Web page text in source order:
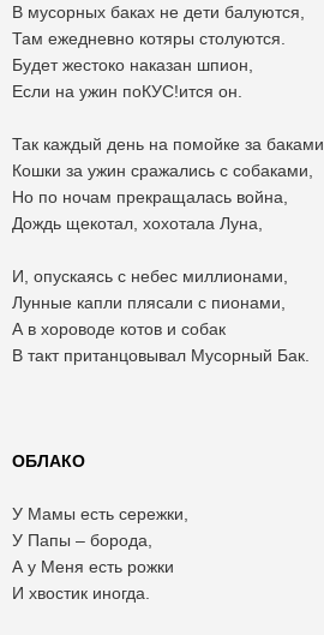
В мусорных баках не дети балуются,
Там ежедневно котяры столуются.
Будет жестоко наказан шпион,
Если на ужин поКУС!ится он.
Так каждый день на помойке за баками
Кошки за ужин сражались с собаками,
Но по ночам прекращалась война,
Дождь щекотал, хохотала Луна,
И, опускаясь с небес миллионами,
Лунные капли плясали с пионами,
А в хороводе котов и собак
В такт пританцовывал Мусорный Бак.
ОБЛАКО
У Мамы есть сережки,
У Папы – борода,
А у Меня есть рожки
И хвостик иногда.